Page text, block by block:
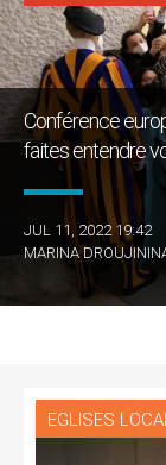
Conférence
faites entendre
JUL 11, 2022 19:42
MARINA
EGLISES